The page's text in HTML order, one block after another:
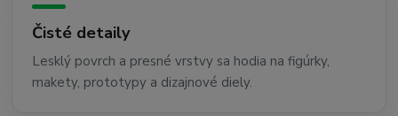
Čisté detaily
Lesklý povrch a presné vrstvy sa hodia na figúrky,
makety, prototypy a dizajnové diely.